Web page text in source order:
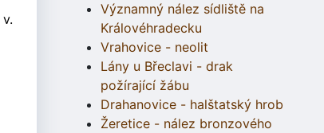
Významný nález sídliště na
Královéhradecku
Vrahovice - neolit
Lány u Břeclavi - drak
požírající žábu
Drahanovice - halštatský hrob
Žeretice - nález bronzového